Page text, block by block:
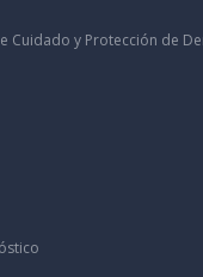
Cuidado y Protección de